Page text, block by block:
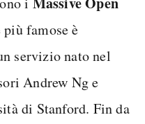
famose è
servizio nato nel
Andrew Ng e
di Stanford. Fin da